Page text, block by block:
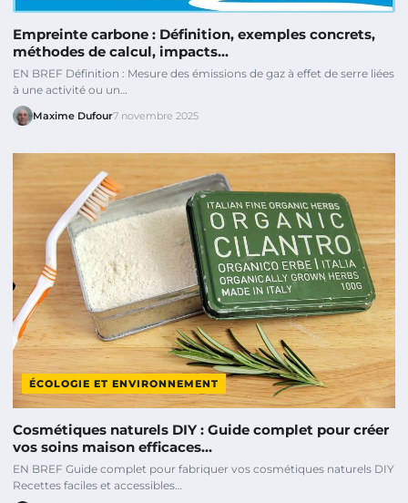
Empreinte carbone : Définition, exemples concrets,
méthodes de calcul, impacts…
EN BREF Définition : Mesure des émissions de gaz à effet de serre liées
à une activité ou un…
Maxime Dufour7 novembre 2025
ÉCOLOGIE ET ENVIRONNEMENT
Cosmétiques naturels DIY : Guide complet pour créer
vos soins maison efficaces…
EN BREF Guide complet pour fabriquer vos cosmétiques naturels DIY
Recettes faciles et accessibles…